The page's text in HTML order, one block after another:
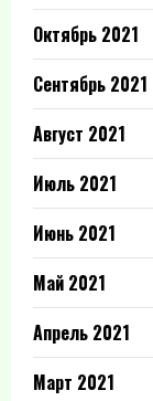
Октябрь 2021
Сентябрь 2021
Август 2021
Июль 2021
Июнь 2021
Май 2021
Апрель 2021
Март 2021